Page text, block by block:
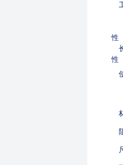
性
性